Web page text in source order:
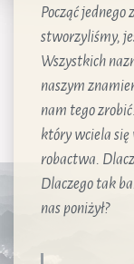
Począć
stworzyliśmy,
Wszystkich
naszym
nam tego
który wciela się
robactwa.
Dlaczego tak
nas poniżył?